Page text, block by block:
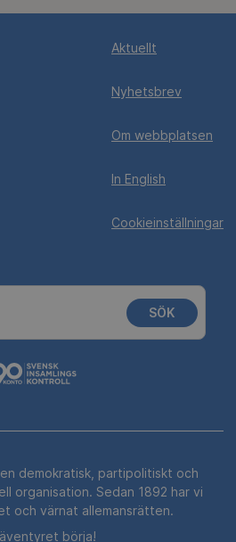
Aktuellt
Nyhetsbrev
Om webbplatsen
In English
Cookieinställningar
SÖK
demokratisk, partipolitiskt och
organisation. Sedan 1892 har vi
och värnat allemansrätten.
börja!